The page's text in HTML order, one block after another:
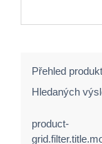
Přehled
Hledaných
product-